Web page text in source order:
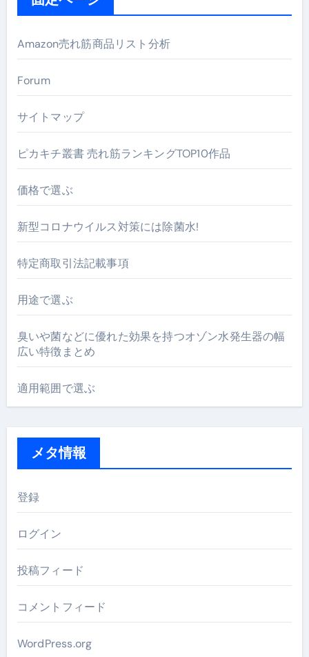
Amazon売れ筋商品リスト分析
Forum
サイトマップ
ピカキチ叢書 売れ筋ランキングTOP10作品
価格で選ぶ
新型コロナウイルス対策には除菌水!
特定商取引法記載事項
用途で選ぶ
臭いや菌などに優れた効果を持つオゾン水発生器の幅
広い特徴まとめ
適用範囲で選ぶ
メタ情報
登録
ログイン
投稿フィード
コメントフィード
WordPress.org